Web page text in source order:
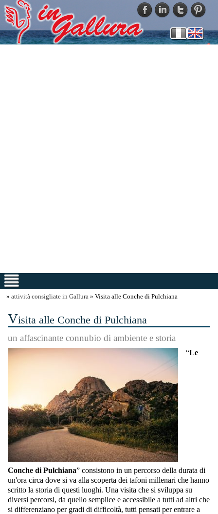
» attività consigliate in Gallura » Visita alle Conche di Pulchiana
Visita alle Conche di Pulchiana
un affascinante connubio di ambiente e storia
“Le
Conche di Pulchiana” consistono in un percorso della durata di
un'ora circa dove si va alla scoperta dei tafoni millenari che hanno
scritto la storia di questi luoghi. Una visita che si sviluppa su
diversi percorsi, da quello semplice e accessibile a tutti ad altri che
si differenziano per gradi di difficoltà, tutti pensati per entrare a